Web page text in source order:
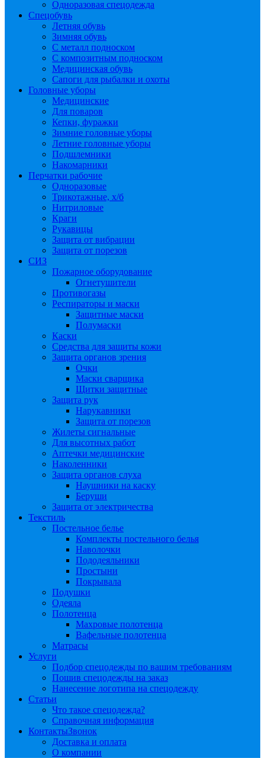
Одноразовая спецодежда
Спецобувь
Летняя обувь
Зимняя обувь
С металл подноском
С композитным подноском
Медицинская обувь
Сапоги для рыбалки и охоты
Головные уборы
Медицинские
Для поваров
Кепки, фуражки
Зимние головные уборы
Летние головные уборы
Подшлемники
Накомарники
Перчатки рабочие
Одноразовые
Трикотажные, х/б
Нитриловые
Краги
Рукавицы
Защита от вибрации
Защита от порезов
СИЗ
Пожарное оборудование
Огнетушители
Противогазы
Респираторы и маски
Защитные маски
Полумаски
Каски
Средства для защиты кожи
Защита органов зрения
Очки
Маски сварщика
Щитки защитные
Защита рук
Нарукавники
Защита от порезов
Жилеты сигнальные
Для высотных работ
Аптечки медицинские
Наколенники
Защита органов слуха
Наушники на каску
Беруши
Защита от электричества
Текстиль
Постельное белье
Комплекты постельного белья
Наволочки
Пододеяльники
Простыни
Покрывала
Подушки
Одеяла
Полотенца
Махровые полотенца
Вафельные полотенца
Матрасы
Услуги
Подбор спецодежды по вашим требованиям
Пошив спецодежды на заказ
Нанесение логотипа на спецодежду
Статьи
Что такое спецодежда?
Справочная информация
КонтактыЗвонок
Доставка и оплата
О компании